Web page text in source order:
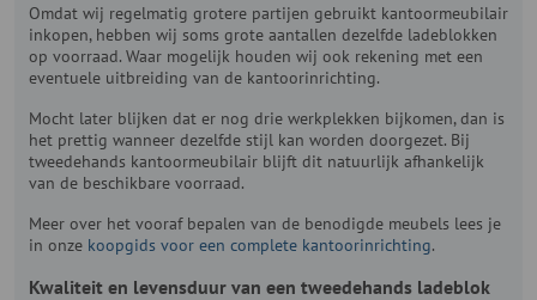
Omdat wij regelmatig grotere partijen gebruikt kantoormeubilair
inkopen, hebben wij soms grote aantallen dezelfde ladeblokken
op voorraad. Waar mogelijk houden wij ook rekening met een
eventuele uitbreiding van de kantoorinrichting.
Mocht later blijken dat er nog drie werkplekken bijkomen, dan is
het prettig wanneer dezelfde stijl kan worden doorgezet. Bij
tweedehands kantoormeubilair blijft dit natuurlijk afhankelijk
van de beschikbare voorraad.
Meer over het vooraf bepalen van de benodigde meubels lees je
in onze koopgids voor een complete kantoorinrichting.
Kwaliteit en levensduur van een tweedehands ladeblok